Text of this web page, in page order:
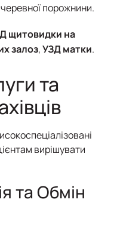
порожнини.
щитовидки на
залоз,УЗД матки.
та
вирішувати
та Обмін